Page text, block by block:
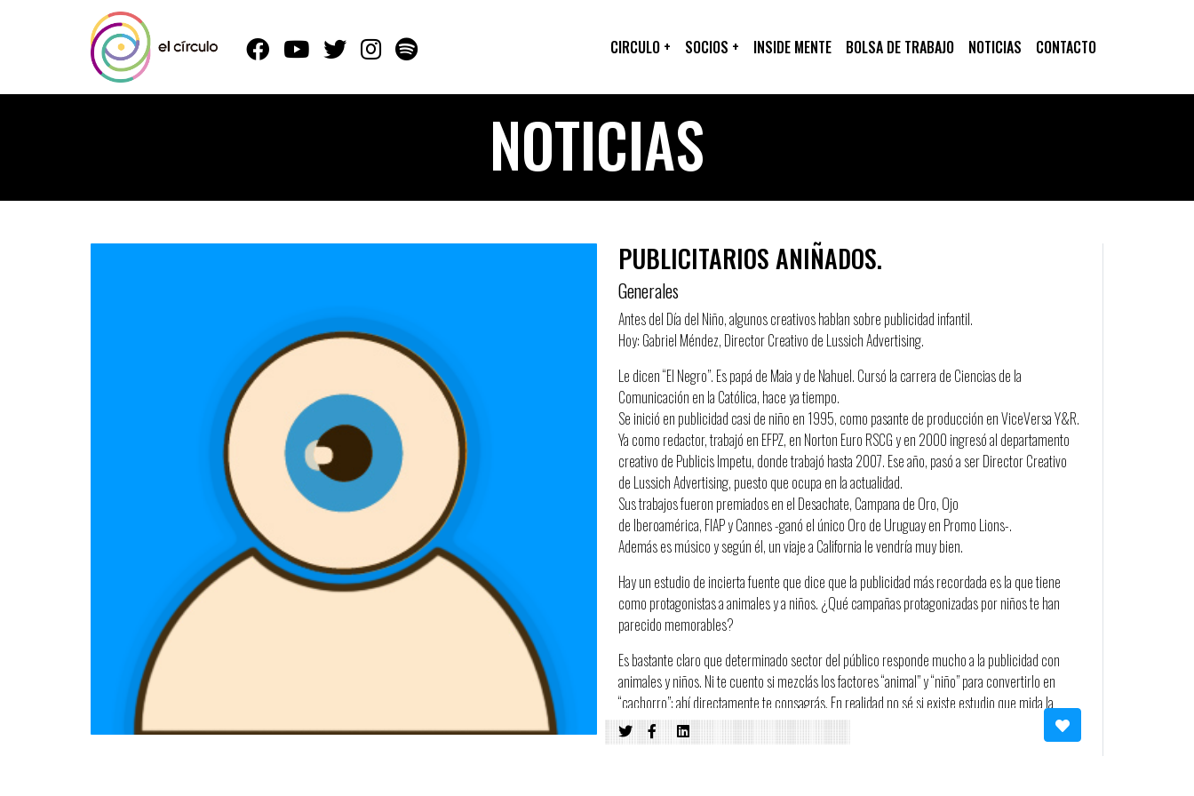
CIRCULO + SOCIOS + INSIDE MENTE BOLSA DE TRABAJO NOTICIAS CONTACTO
NOTICIAS
PUBLICITARIOS ANIÑADOS.
Generales
Antes del Día del Niño, algunos creativos hablan sobre publicidad infantil.
Hoy: Gabriel Méndez, Director Creativo de Lussich Advertising.
Le dicen “El Negro”. Es papá de Maia y de Nahuel. Cursó la carrera de Ciencias de la
Comunicación en la Católica, hace ya tiempo.
Se inició en publicidad casi de niño en 1995, como pasante de producción en ViceVersa Y&R.
Ya como redactor, trabajó en EFPZ, en Norton Euro RSCG y en 2000 ingresó al departamento
creativo de Publicis Impetu, donde trabajó hasta 2007. Ese año, pasó a ser Director Creativo
de Lussich Advertising, puesto que ocupa en la actualidad.
Sus trabajos fueron premiados en el Desachate, Campana de Oro, Ojo
de Iberoamérica, FIAP y Cannes -ganó el único Oro de Uruguay en Promo Lions-.
Además es músico y según él, un viaje a California le vendría muy bien.
Hay un estudio de incierta fuente que dice que la publicidad más recordada es la que tiene
como protagonistas a animales y a niños. ¿Qué campañas protagonizadas por niños te han
parecido memorables?
Es bastante claro que determinado sector del público responde mucho a la publicidad con
animales y niños. Ni te cuento si mezclás los factores “animal” y “niño” para convertirlo en
“cachorro”; ahí directamente te consagrás. En realidad no sé si existe estudio que mida la
efectividad de esos avisos, ya que la cantidad de veces que se diga un “aaah” embobado frente
a la pantalla no forzosamente tiene relación directa con los resultados reales de los mismos.